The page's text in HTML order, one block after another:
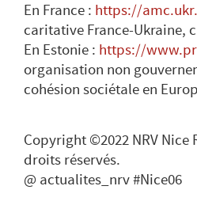
En France : https://
caritative France-Ukraine,
En Estonie : https://
organisation non
cohésion sociétale en
Copyright ©2022 NRV Nice
droits réservés.
@ actualites_nrv #Nice06